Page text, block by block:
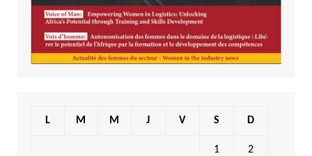
L M M J V S D
1 2